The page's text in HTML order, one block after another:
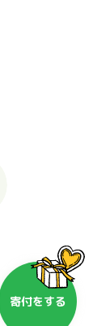
寄付をする